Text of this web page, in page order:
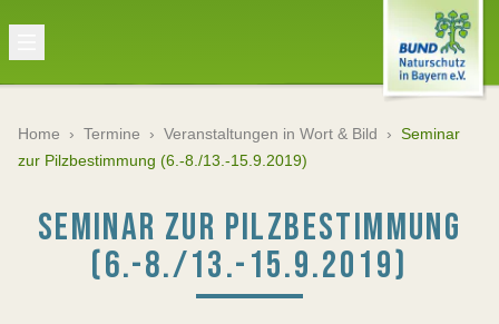
Home › Termine › Veranstaltungen in Wort & Bild › Seminar
zur Pilzbestimmung (6.-8./13.-15.9.2019)
SEMINAR ZUR PILZBESTIMMUNG
(6.-8./13.-15.9.2019)